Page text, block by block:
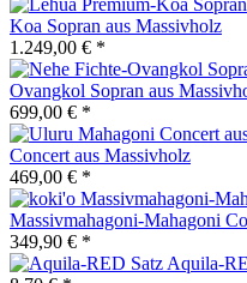
Koa Sopran aus Massivholz
1.249,00 € *
Ovangkol Sopran aus
699,00 € *
Concert aus Massivholz
469,00 € *
Massivmahagoni-Mahagoni
349,90 € *
Aquila-